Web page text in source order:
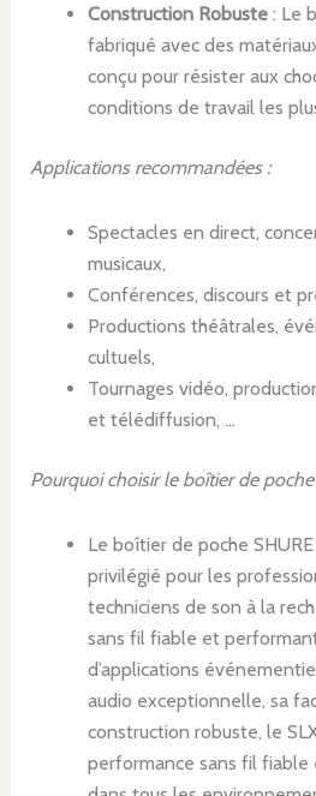
Construction Robuste: Le
fabriqué avec des
conçu pour résister aux
conditions de travail les
Applications recommandées :
Spectacles en direct,
musicaux,
Conférences, discours et
Productions théâtrales,
cultuels,
Tournages vidéo,
et télédiffusion, …
Pourquoi choisir le boîtier de poche
Le boîtier de poche SHURE
privilégié pour les
techniciens de son à la
sans fil fiable et
d’applications
audio exceptionnelle, sa
construction robuste, le
performance sans fil